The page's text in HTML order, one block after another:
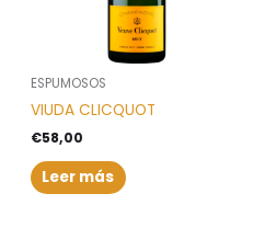
ESPUMOSOS
VIUDA CLICQUOT
€58,00
Leer más